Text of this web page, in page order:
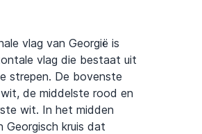
vlag van Georgië is
vlag die bestaat uit
strepen. De bovenste
de middelste rood en
wit. In het midden
Georgisch kruis dat